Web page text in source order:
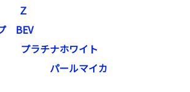
Ｚ
BEV
チナホワイト
マイカ